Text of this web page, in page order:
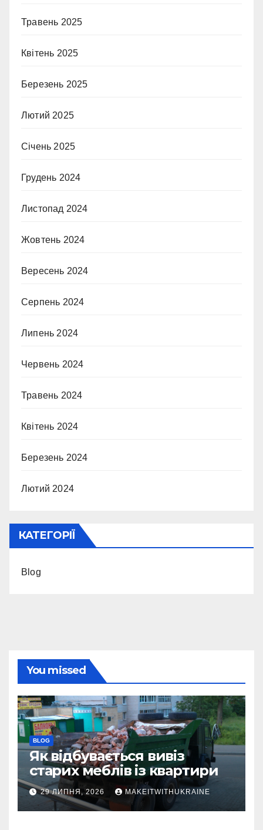
Травень 2025
Квітень 2025
Березень 2025
Лютий 2025
Січень 2025
Грудень 2024
Листопад 2024
Жовтень 2024
Вересень 2024
Серпень 2024
Липень 2024
Червень 2024
Травень 2024
Квітень 2024
Березень 2024
Лютий 2024
КАТЕГОРІЇ
Blog
You missed
BLOG
Як відбувається вивіз
старих меблів із квартири
29 ЛИПНЯ, 2026 MAKEITWITHUKRAINE